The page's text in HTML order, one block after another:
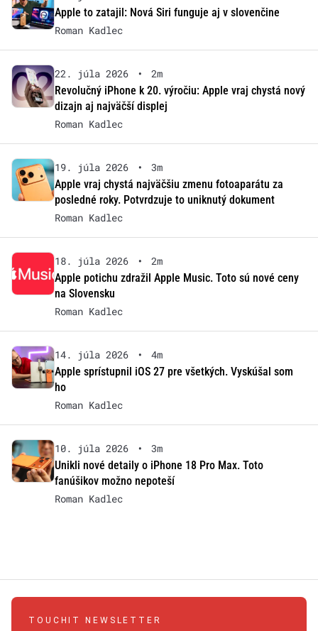
Apple to zatajil: Nová Siri funguje aj v slovenčine
Roman Kadlec
22. júla 2026 •
2m
Revolučný iPhone k 20. výročiu: Apple vraj chystá nový
dizajn aj najväčší displej
Roman Kadlec
19. júla 2026 •
3m
Apple vraj chystá najväčšiu zmenu fotoaparátu za
posledné roky. Potvrdzuje to uniknutý dokument
Roman Kadlec
18. júla 2026 •
2m
Apple potichu zdražil Apple Music. Toto sú nové ceny
na Slovensku
Roman Kadlec
14. júla 2026 •
4m
Apple sprístupnil iOS 27 pre všetkých. Vyskúšal som
ho
Roman Kadlec
10. júla 2026 •
3m
Unikli nové detaily o iPhone 18 Pro Max. Toto
fanúšikov možno nepoteší
Roman Kadlec
TOUCHIT NEWSLETTER